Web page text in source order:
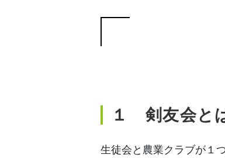
１ 剣友会と
生徒会と農業クラブが１